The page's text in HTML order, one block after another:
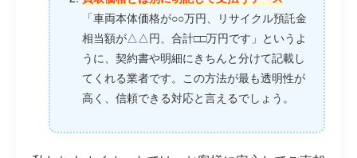
「車両本体価格が○○万円、リサイクル預託金
相当額が△△円、合計□□万円です」というよ
うに、契約書や明細にきちんと分けて記載し
てくれる業者です。この方法が最も透明性が
高く、信頼できる対応と言えるでしょう。